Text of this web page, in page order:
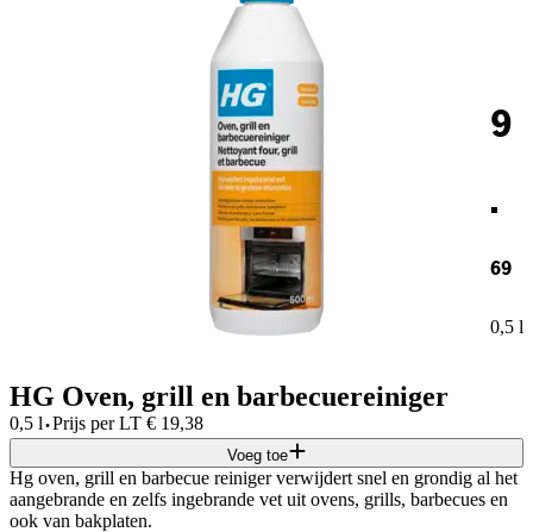
9
.
69
0,5 l
HG Oven, grill en barbecuereiniger
0,5 l·Prijs per LT € 19,38
Voeg toe
Hg oven, grill en barbecue reiniger verwijdert snel en grondig al het
aangebrande en zelfs ingebrande vet uit ovens, grills, barbecues en
ook van bakplaten.